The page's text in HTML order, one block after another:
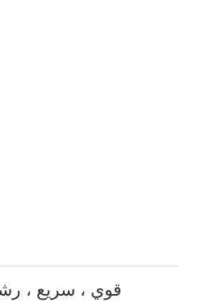
قوي ، سريع ،